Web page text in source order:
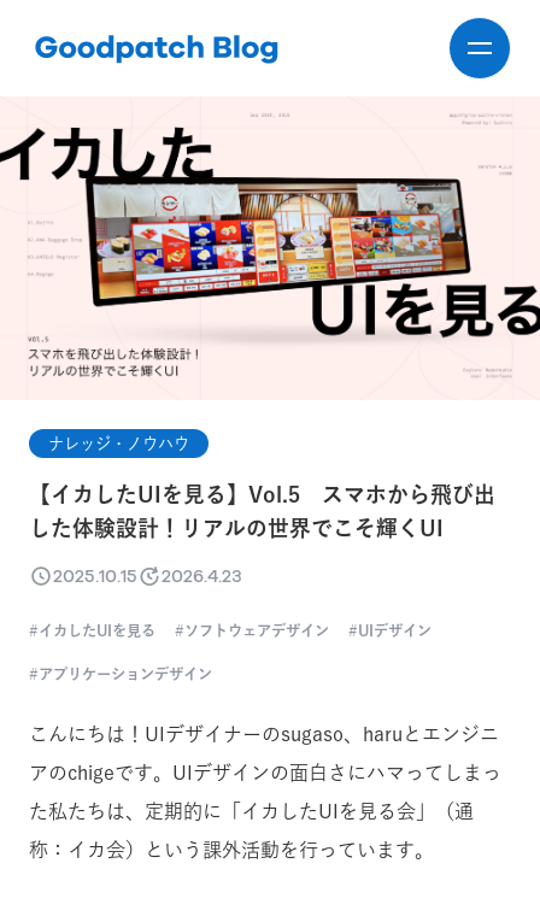
ナレッジ・ノウハウ
【イカしたUIを見る】Vol.5 スマホから飛び出
した体験設計！リアルの世界でこそ輝くUI
2025.10.15 2026.4.23
イカしたUIを見る ソフトウェアデザイン UIデザイン
アプリケーションデザイン
こんにちは！UIデザイナーのsugaso、haruとエンジニ
アのchigeです。UIデザインの面白さにハマってしまっ
た私たちは、定期的に「イカしたUIを見る会」（通
称：イカ会）という課外活動を行っています。